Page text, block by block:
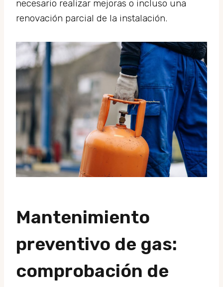
necesario realizar mejoras o incluso una
renovación parcial de la instalación.
Mantenimiento
preventivo de gas:
comprobación de